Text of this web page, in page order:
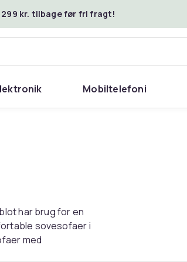
299 kr. tilbage før fri fragt!
Mobiltelefoni
har brug for en
sovesofaer i
med